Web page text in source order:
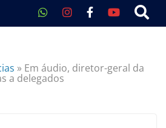
» Em áudio, diretor-geral da
a delegados